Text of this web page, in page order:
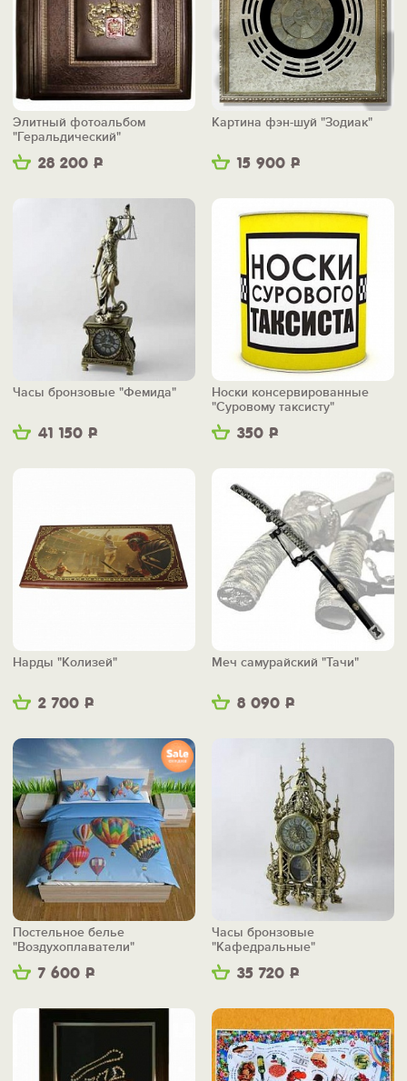
28 200 Р
Элитный фотоальбом
"Геральдический"
15 900 Р
Картина фэн-шуй "Зодиак"
41 150 Р
Часы бронзовые "Фемида"
350 Р
Носки консервированные
"Суровому таксисту"
2 700 Р
Нарды "Колизей"
8 090 Р
Меч самурайский "Тачи"
7 600 Р
Постельное белье
"Воздухоплаватели"
35 720 Р
Часы бронзовые
"Кафедральные"